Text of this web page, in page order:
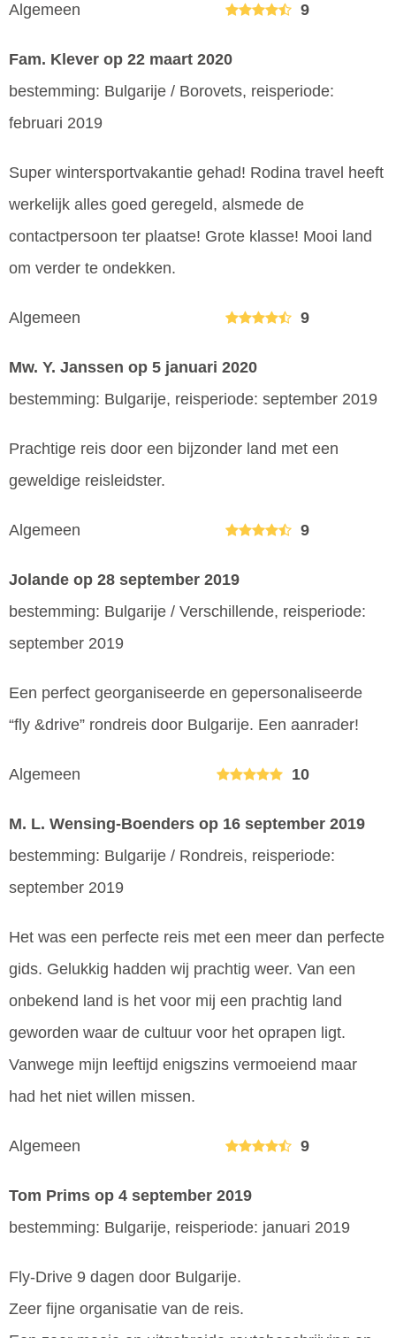
Algemeen 9
Fam. Klever op 22 maart 2020
bestemming: Bulgarije / Borovets, reisperiode:
februari 2019
Super wintersportvakantie gehad! Rodina travel heeft
werkelijk alles goed geregeld, alsmede de
contactpersoon ter plaatse! Grote klasse! Mooi land
om verder te ondekken.
Algemeen 9
Mw. Y. Janssen op 5 januari 2020
bestemming: Bulgarije, reisperiode: september 2019
Prachtige reis door een bijzonder land met een
geweldige reisleidster.
Algemeen 9
Jolande op 28 september 2019
bestemming: Bulgarije / Verschillende, reisperiode:
september 2019
Een perfect georganiseerde en gepersonaliseerde
“fly &drive” rondreis door Bulgarije. Een aanrader!
Algemeen 10
M. L. Wensing-Boenders op 16 september 2019
bestemming: Bulgarije / Rondreis, reisperiode:
september 2019
Het was een perfecte reis met een meer dan perfecte
gids. Gelukkig hadden wij prachtig weer. Van een
onbekend land is het voor mij een prachtig land
geworden waar de cultuur voor het oprapen ligt.
Vanwege mijn leeftijd enigszins vermoeiend maar
had het niet willen missen.
Algemeen 9
Tom Prims op 4 september 2019
bestemming: Bulgarije, reisperiode: januari 2019
Fly-Drive 9 dagen door Bulgarije.
Zeer fijne organisatie van de reis.